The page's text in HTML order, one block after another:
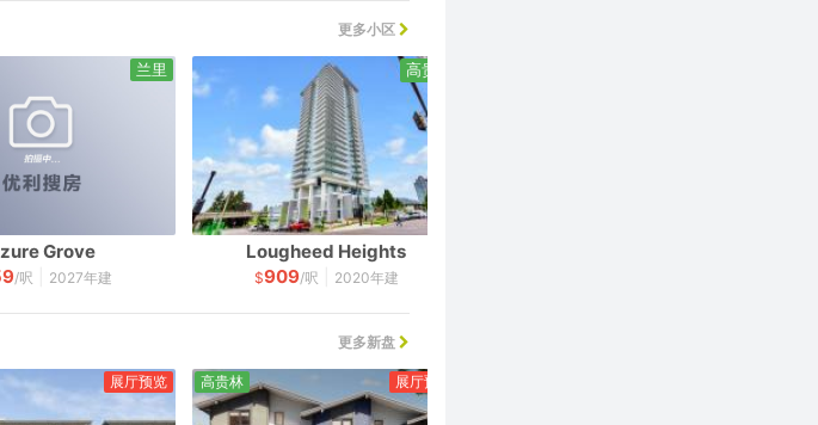
更多小区
Grove
/呎 2027年建
兰里
Lougheed Heights
$909/呎 2020年建
高贵林
更多新盘
展厅预览 高贵林 展厅预览